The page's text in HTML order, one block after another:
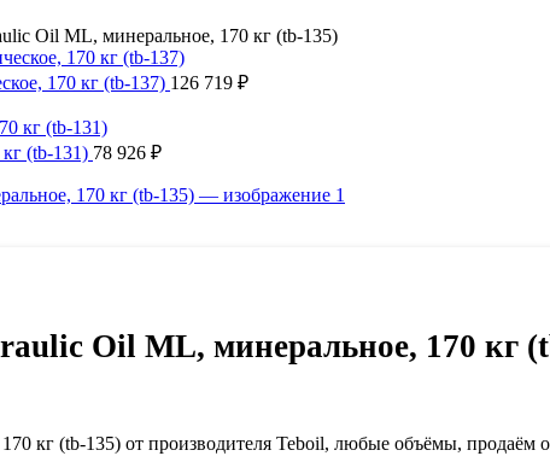
Oil ML, минеральное, 170 кг (tb-135)
170 кг (tb-137) 126 719 ₽
(tb-131) 78 926 ₽
Oil ML, минеральное, 170 кг
кг (tb-135) от производителя Teboil, любые объёмы, продаём